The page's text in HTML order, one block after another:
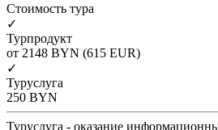
Cтоимость тура
✓
Турпродукт
от 2148 BYN (615 EUR)
✓
Туруслуга
250 BYN
Туруслуга - оказание